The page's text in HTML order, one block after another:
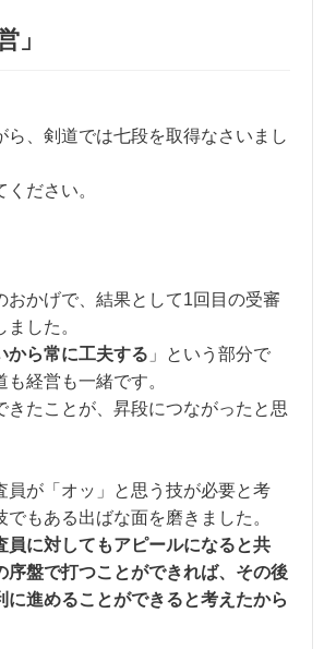
」
ら、剣道では七段を取得なさいまし
ださい。
おかげで、結果として1回目の受審
した。
から常に工夫する 」という部分で
経営も一緒です。
きたことが、昇段につながったと思
員が「オッ」と思う技が必要と考
でもある出ばな面を磨きました。
員に対してもアピールになると共
序盤で打つことができれば、その後
に進めることができると考えたから